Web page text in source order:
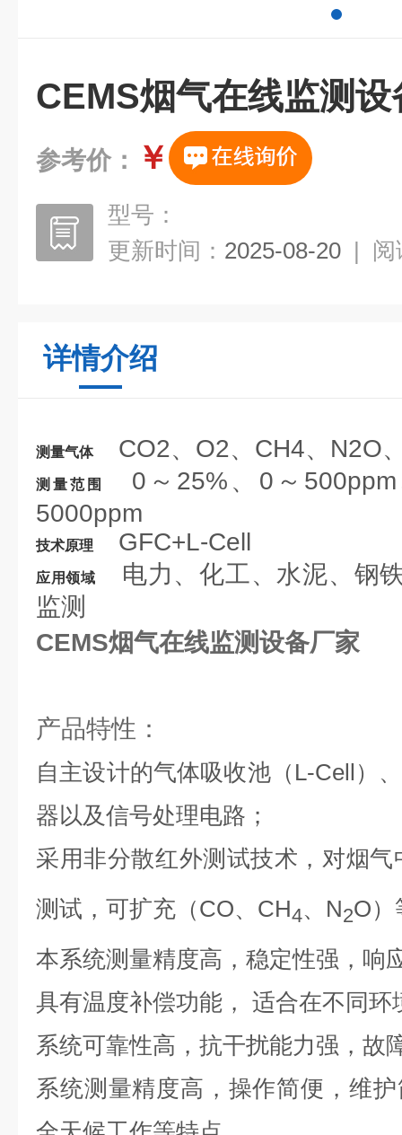
CEMS烟气在线监测设
参考价： ￥
型号：
更新时间： 2025-08-20 | 阅
详情介绍
测量气体 CO2、O2、CH4、N2O
测量范围
0～25%、0～
5000ppm
技术原理 GFC+L-Cell
应用领域
电力、化工、水泥、钢
监测
CEMS烟气在线监测设备厂家
产品特性：
自主设计的气体吸收池（L-Cell）
器以及信号处理电路；
采用非分散红外测试技术，对烟气
测试，可扩充（CO、CH4、N2O）
本系统测量精度高，稳定性强，响
具有温度补偿功能， 适合在不同环
系统可靠性高，抗干扰能力强，故
系统测量精度高，操作简便，维